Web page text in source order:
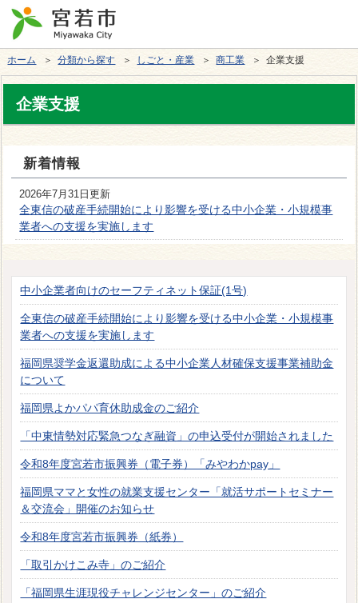
ホーム ＞分類から探す ＞ しごと・産業 ＞商工業 ＞ 企業支援
企業支援
新着情報
2026年7月31日更新
全東信の破産手続開始により影響を受ける中小企業・小規模事
業者への支援を実施します
中小企業者向けのセーフティネット保証(1号)
全東信の破産手続開始により影響を受ける中小企業・小規模事
業者への支援を実施します
福岡県奨学金返還助成による中小企業人材確保支援事業補助金
について
福岡県よかパパ育休助成金のご紹介
「中東情勢対応緊急つなぎ融資」の申込受付が開始されました
令和8年度宮若市振興券（電子券）「みやわかpay」
福岡県ママと女性の就業支援センター「就活サポートセミナー
＆交流会」開催のお知らせ
令和8年度宮若市振興券（紙券）
「取引かけこみ寺」のご紹介
「福岡県生涯現役チャレンジセンター」のご紹介